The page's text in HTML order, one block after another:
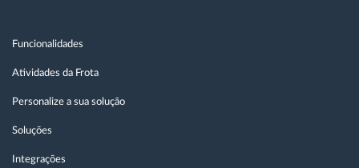
Funcionalidades
Atividades da Frota
Personalize a sua solução
Soluções
Integrações